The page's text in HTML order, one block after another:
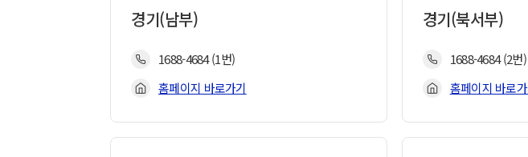
경기(남부)
1688-4684 (1번)
홈페이지 바로가기
경기(북서부)
1688-4684 (2번)
홈페이지 바로